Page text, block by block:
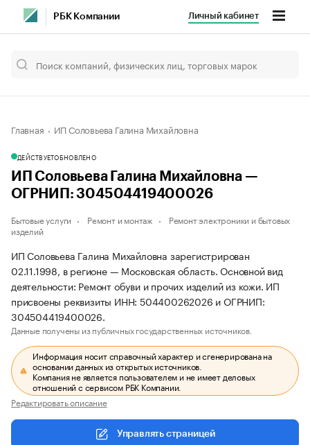
РБК Компании Личный кабинет
Главная ИП Соловьева Галина Михайловна
ДЕЙСТВУЕТОБНОВЛЕНО
ИП Соловьева Галина Михайловна —
ОГРНИП: 304504419400026
Бытовые услуги Ремонт и монтаж
Ремонт электроники и бытовых
изделий
ИП Соловьева Галина Михайловна зарегистрирован
02.11.1998, в регионе — Московская область. Основной вид
деятельности: Ремонт обуви и прочих изделий из кожи. ИП
присвоены реквизиты ИНН: 504400262026 и ОГРНИП:
304504419400026.
Данные получены из публичных государственных источников.
Информация носит справочный характер и сгенерирована на
основании данных из открытых источников.
Компания не является пользователем и не имеет деловых
отношений с сервисом РБК Компании.
Редактировать описание
Управлять страницей